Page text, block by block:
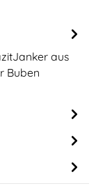
aus
Buben